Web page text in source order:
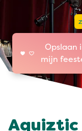
Opslaan
mijn
Aquiztic